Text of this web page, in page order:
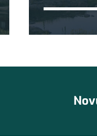
2014:
minskar